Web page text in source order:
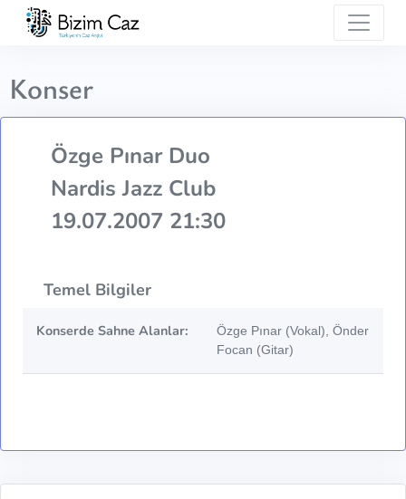
Konser
Özge Pınar Duo
Nardis Jazz Club
19.07.2007 21:30
Temel Bilgiler
Konserde Sahne Alanlar:
Özge Pınar (Vokal), Önder
Focan (Gitar)